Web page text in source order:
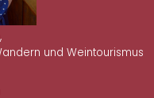
und Weintourismus